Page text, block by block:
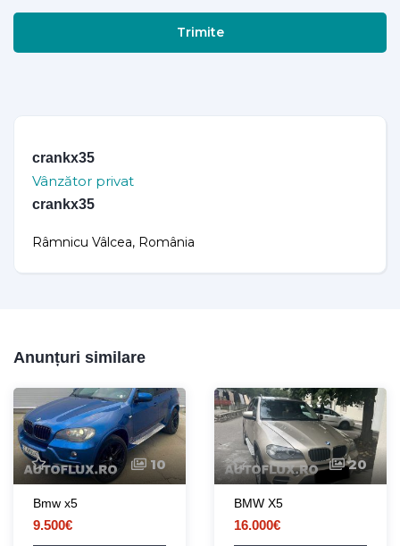
Trimite
crankx35
Vânzător privat
crankx35
Râmnicu Vâlcea, România
Anunțuri similare
10
Bmw x5
9.500€
20
BMW X5
16.000€